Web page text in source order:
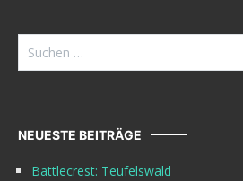
Suchen
nach:
NEUESTE BEITRÄGE
Battlecrest: Teufelswald